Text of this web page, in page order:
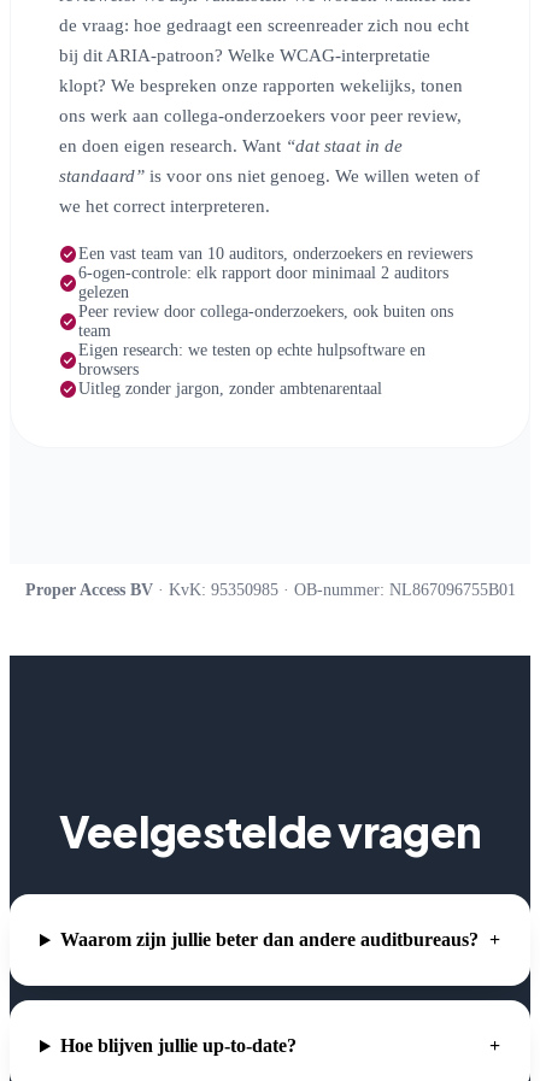
de vraag: hoe gedraagt een screenreader zich nou echt
bij dit ARIA-patroon? Welke WCAG-interpretatie
klopt? We bespreken onze rapporten wekelijks, tonen
ons werk aan collega-onderzoekers voor peer review,
en doen eigen research. Want “dat staat in de
standaard” is voor ons niet genoeg. We willen weten of
we het correct interpreteren.
check_circleEen vast team van 10 auditors, onderzoekers en reviewers
check_circle6-ogen-controle: elk rapport door minimaal 2 auditors
gelezen
check_circlePeer review door collega-onderzoekers, ook buiten ons
team
check_circleEigen research: we testen op echte hulpsoftware en
browsers
check_circleUitleg zonder jargon, zonder ambtenarentaal
Proper Access BV· KvK: 95350985 · OB-nummer: NL867096755B01
Veelgestelde vragen
Waarom zijn jullie beter dan andere auditbureaus?
Hoe blijven jullie up-to-date?